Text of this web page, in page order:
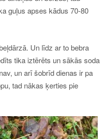
guļus apses kādus 70-80
Un līdz ar to bebra
tika iztērēts un sākās soda
un arī šobrīd dienas ir pa
tad nākas ķerties pie